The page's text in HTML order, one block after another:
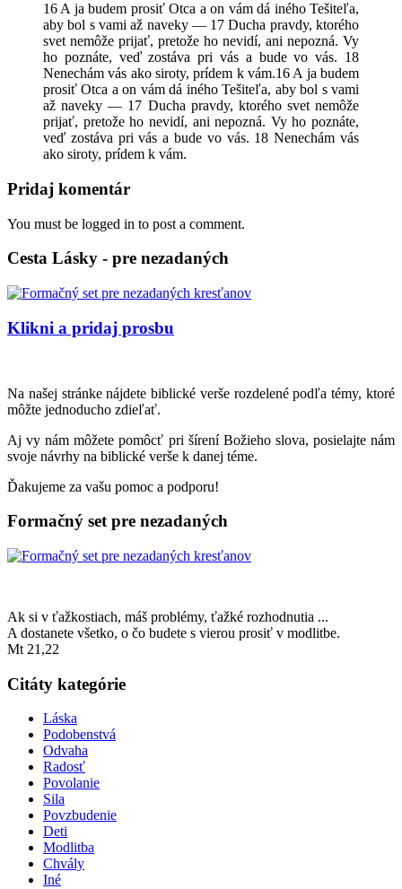
16 A ja budem prosiť Otca a on vám dá iného Tešiteľa,
aby bol s vami až naveky — 17 Ducha pravdy, ktorého
svet nemôže prijať, pretože ho nevidí, ani nepozná. Vy
ho poznáte, veď zostáva pri vás a bude vo vás. 18
Nenechám vás ako siroty, prídem k vám.16 A ja budem
prosiť Otca a on vám dá iného Tešiteľa, aby bol s vami
až naveky — 17 Ducha pravdy, ktorého svet nemôže
prijať, pretože ho nevidí, ani nepozná. Vy ho poznáte,
veď zostáva pri vás a bude vo vás. 18 Nenechám vás
ako siroty, prídem k vám.
Pridaj komentár
You must be logged in to post a comment.
Cesta Lásky - pre nezadaných
Klikni a pridaj prosbu
Na našej stránke nájdete biblické verše rozdelené podľa témy, ktoré
môžte jednoducho zdieľať.
Aj vy nám môžete pomôcť pri šírení Božieho slova, posielajte nám
svoje návrhy na biblické verše k danej téme.
Ďakujeme za vašu pomoc a podporu!
Formačný set pre nezadaných
Ak si v ťažkostiach, máš problémy, ťažké rozhodnutia ...
A dostanete všetko, o čo budete s vierou prosiť v modlitbe.
Mt 21,22
Citáty kategórie
Láska
Podobenstvá
Odvaha
Radosť
Povolanie
Sila
Povzbudenie
Deti
Modlitba
Chvály
Iné